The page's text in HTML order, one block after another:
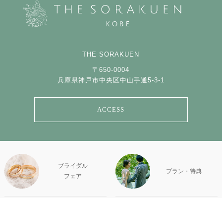
THE SORAKUEN
〒650-0004
兵庫県神戸市中央区中山手通5-3-1
ACCESS
ブライダル
フェア
プラン・特典